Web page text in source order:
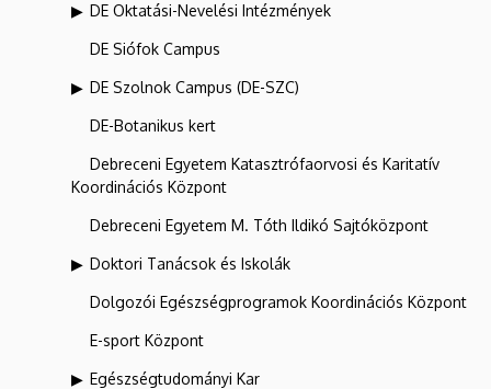
DE Oktatási-Nevelési Intézmények
DE Siófok Campus
DE Szolnok Campus (DE-SZC)
DE-Botanikus kert
Debreceni Egyetem Katasztrófaorvosi és Karitatív
Koordinációs Központ
Debreceni Egyetem M. Tóth Ildikó Sajtóközpont
Doktori Tanácsok és Iskolák
Dolgozói Egészségprogramok Koordinációs Központ
E-sport Központ
Egészségtudományi Kar